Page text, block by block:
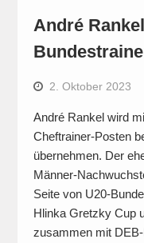
André
2. Oktober 2023
André Rankel wird
Cheftrainer-Posten
übernehmen. Der
Männer-
Seite von U20-
Hlinka Gretzky Cup
zusammen mit